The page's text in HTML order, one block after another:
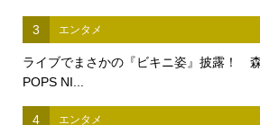
3 エンタメ
ライブでまさかの『ビキニ姿』披露！
POPS NI...
4 エンタメ